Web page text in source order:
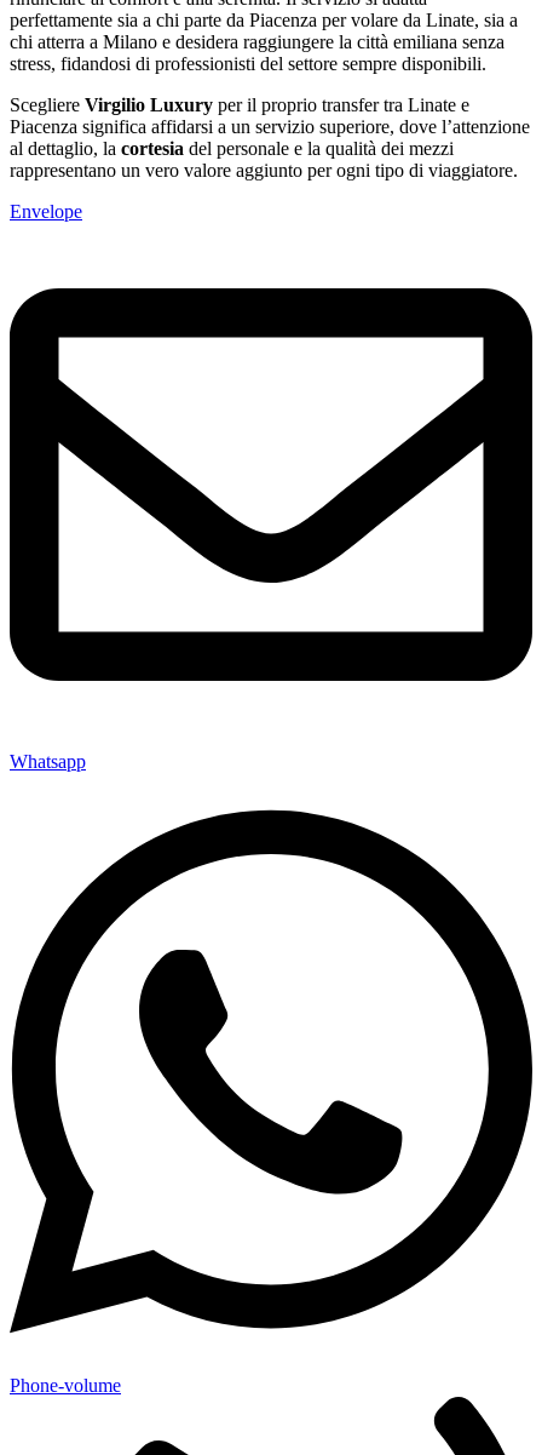
perfettamente sia a chi parte da Piacenza per volare da Linate, sia a
chi atterra a Milano e desidera raggiungere la città emiliana senza
stress, fidandosi di professionisti del settore sempre disponibili.
Scegliere Virgilio Luxury per il proprio transfer tra Linate e
Piacenza significa affidarsi a un servizio superiore, dove l’attenzione
al dettaglio, la cortesia del personale e la qualità dei mezzi
rappresentano un vero valore aggiunto per ogni tipo di viaggiatore.
Envelope
Whatsapp
Phone-volume